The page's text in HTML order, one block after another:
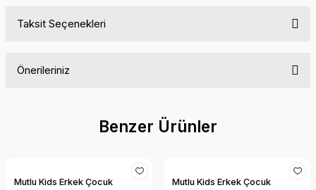
Taksit Seçenekleri
Önerileriniz
konularda yetersiz gördüğünüz noktaları öneri formunu
kullanarak tarafımıza iletebilirsiniz.
Ürün resmi kalitesiz, bozuk veya görüntülenemiyor.
Benzer Ürünler
Mutlu Kids Erkek Çocuk
Mutlu Kids Erkek Çocuk